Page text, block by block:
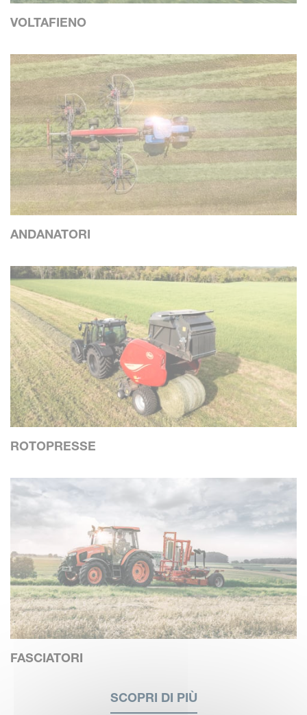
VOLTAFIENO
ANDANATORI
ROTOPRESSE
FASCIATORI
SCOPRI DI PIÙ